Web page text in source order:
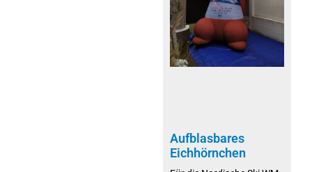
Aufblasbares
Eichhörnchen